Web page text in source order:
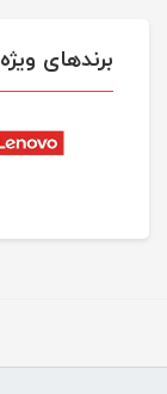
برندهای ویژه